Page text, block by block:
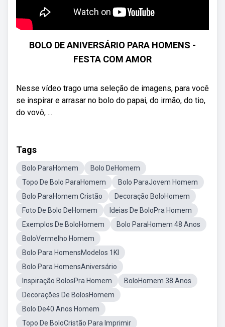
BOLO DE ANIVERSÁRIO PARA HOMENS -
FESTA COM AMOR
Nesse vídeo trago uma seleção de imagens, para você
se inspirar e arrasar no bolo do papai, do irmão, do tio,
do vovô, ...
Tags
Bolo ParaHomem
Bolo DeHomem
Topo De Bolo ParaHomem
Bolo ParaJovem Homem
Bolo ParaHomem Cristão
Decoração BoloHomem
Foto De Bolo DeHomem
Ideias De BoloPra Homem
Exemplos De BoloHomem
Bolo ParaHomem 48 Anos
BoloVermelho Homem
Bolo Para HomensModelos 1Kl
Bolo Para HomensAniversário
Inspiração BolosPra Homem
BoloHomem 38 Anos
Decorações De BolosHomem
Bolo De40 Anos Homem
Topo De BoloCristão Para Imprimir